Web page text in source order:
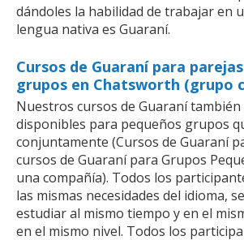
dándoles la habilidad de trabajar en
lengua nativa es Guaraní.
Cursos de Guaraní para
grupos en Chatsworth (grupo
Nuestros cursos de Guaraní también
disponibles para pequeños grupos
conjuntamente (Cursos de Guaraní
cursos de Guaraní para Grupos
una compañía). Todos los
las mismas necesidades del idioma,
estudiar al mismo tiempo y en el
en el mismo nivel. Todos los